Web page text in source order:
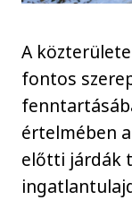
A
fontos
értelmében
előtti járdák